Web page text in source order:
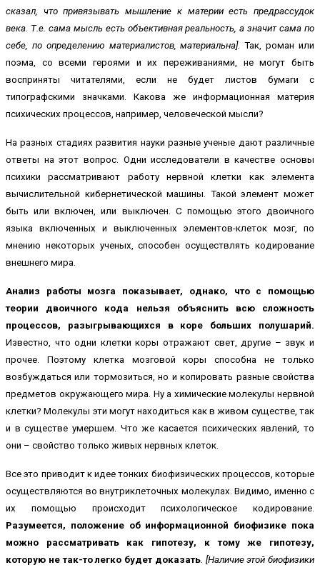
сказал, что привязывать мышление к материи есть предрассудок
века. Т.е. сама мысль есть объективная реальность, а значит сама по
себе, по определению материалистов, материальна]. Так, роман или
поэма, со всеми героями и их переживаниями, не могут быть
восприняты читателями, если не будет листов бумаги с
типографскими значками. Какова же информационная материя
психических процессов, например, человеческой мысли?
На разных стадиях развития науки разные ученые дают различные
ответы на этот вопрос. Одни исследователи в качестве основы
психики рассматривают работу нервной клетки как элемента
вычислительной кибернетической машины. Такой элемент может
быть или включен, или выключен. С помощью этого двоичного
языка включенных и выключенных элементов-клеток мозг, по
мнению некоторых ученых, способен осуществлять кодирование
внешнего мира.
Анализ работы мозга показывает, однако, что с помощью
теории двоичного кода нельзя объяснить всю сложность
процессов, разыгрывающихся в коре больших полушарий.
Известно, что одни клетки коры отражают свет, другие – звук и
прочее. Поэтому клетка мозговой коры способна не только
возбуждаться или тормозиться, но и копировать разные свойства
предметов окружающего мира. Ну а химические молекулы нервной
клетки? Молекулы эти могут находиться как в живом существе, так
и в существе умершем. Что же касается психических явлений, то
они – свойство только живых нервных клеток.
Все это приводит к идее тонких биофизических процессов, которые
осуществляются во внутриклеточных молекулах. Видимо, именно с
их помощью происходит психологическое кодирование.
Разумеется, положение об информационной биофизике пока
можно рассматривать как гипотезу, к тому же гипотезу,
которую не так-то легко будет доказать. [Наличие этой биофизики